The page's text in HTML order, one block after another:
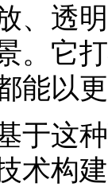
、透
。它
能以
于这
术构